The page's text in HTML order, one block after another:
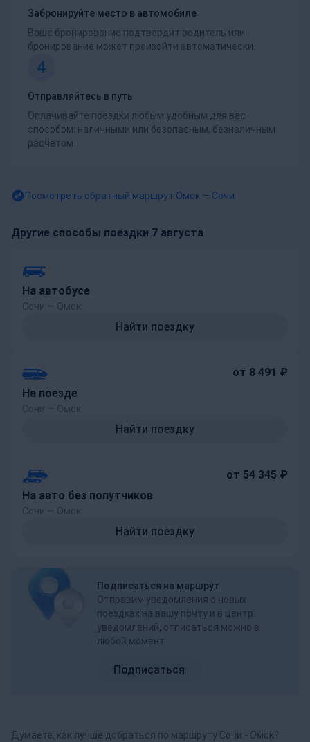
Забронируйте место в автомобиле
Ваше бронирование подтвердит водитель или
бронирование может произойти автоматически.
4
Отправляйтесь в путь
Оплачивайте поездки любым удобным для вас
способом: наличными или безопасным, безналичным
расчетом.
Посмотреть обратный маршрут Омск — Сочи
Другие способы поездки 7 августа
На автобусе
Найти поездку
На поезде
от 8 491 ₽
Найти поездку
На авто без попутчиков
от 54 345 ₽
Найти поездку
Подписаться на маршрут
Отправим уведомления о новых
поездках на вашу почту и в центр
уведомлений, отписаться можно в
любой момент
Подписаться
Думаете, как лучше добраться по маршруту Сочи - Омск?